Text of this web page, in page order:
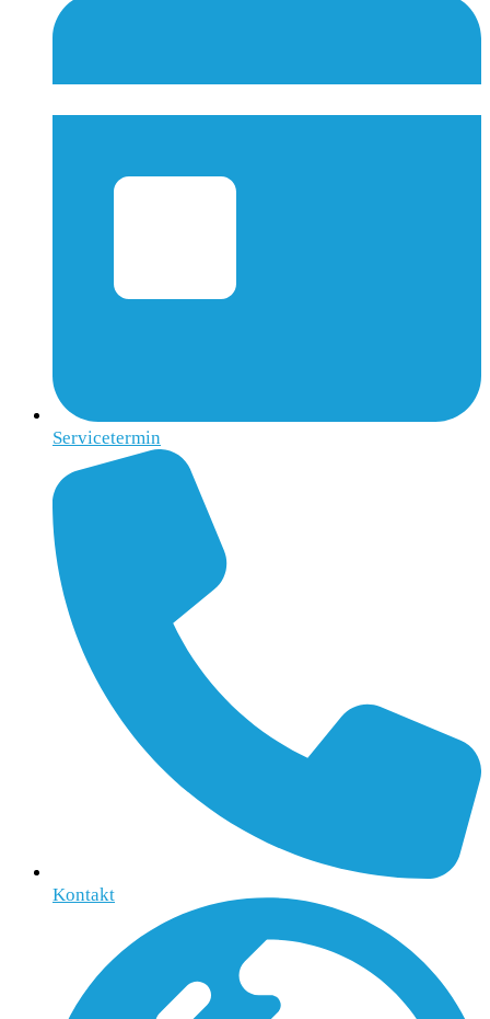
Servicetermin
Kontakt